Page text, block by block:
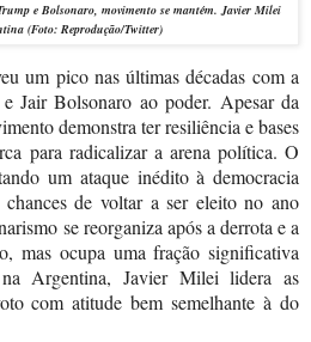
e Bolsonaro, movimento se mantém.Javier Milei
(Foto: Reprodução/Twitter)
um pico nas últimas décadas com a
Jair Bolsonaro ao poder. Apesar da
demonstra ter resiliência e bases
para radicalizar a arena política. O
um ataque inédito à democracia
chances de voltar a ser eleito no ano
se reorganiza após a derrota e a
mas ocupa uma fração significativa
Argentina, Javier Milei lidera as
com atitude bem semelhante à do